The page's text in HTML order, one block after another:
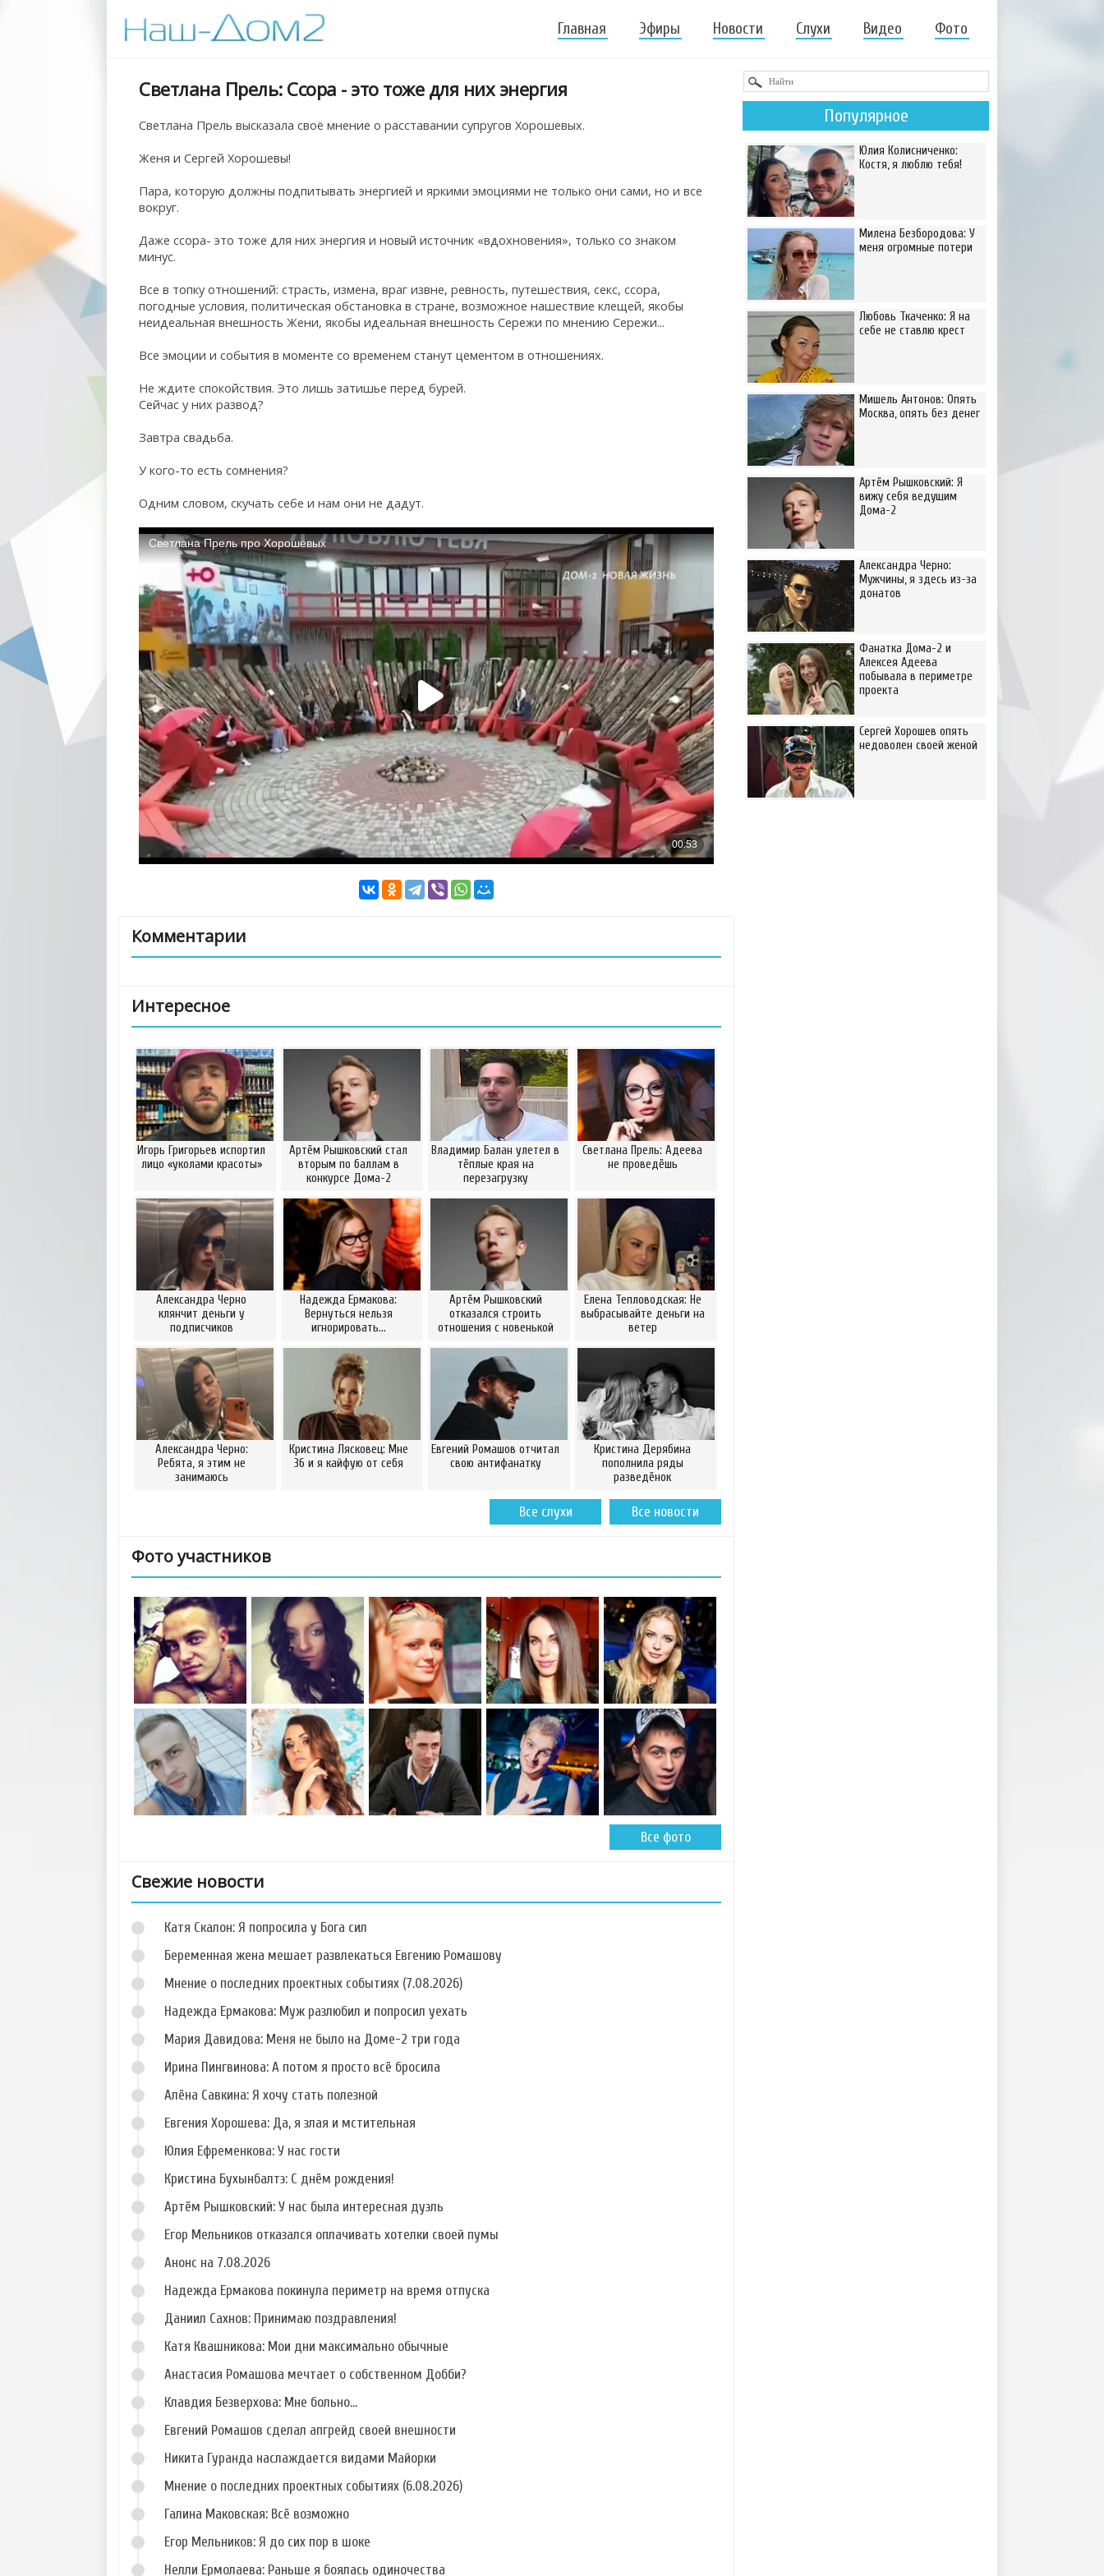
Главная Эфиры Новости Слухи Видео Фото
Светлана Прель: Ссора - это тоже для них энергия
Светлана Прель высказала своё мнение о расставании супругов Хорошевых.
Женя и Сергей Хорошевы!
Пара, которую должны подпитывать энергией и яркими эмоциями не только они сами, но и все
вокруг.
Даже ссора- это тоже для них энергия и новый источник «вдохновения», только со знаком
минус.
Все в топку отношений: страсть, измена, враг извне, ревность, путешествия, секс, ссора,
погодные условия, политическая обстановка в стране, возможное нашествие клещей, якобы
неидеальная внешность Жени, якобы идеальная внешность Сережи по мнению Сережи...
Все эмоции и события в моменте со временем станут цементом в отношениях.
Не ждите спокойствия. Это лишь затишье перед бурей.
Сейчас у них развод?
Завтра свадьба.
У кого-то есть сомнения?
Одним словом, скучать себе и нам они не дадут.
Комментарии
Интересное
Игорь Григорьев испортил
лицо «уколами красоты»
Артём Рышковский стал
вторым по баллам в
конкурсе Дома-2
Владимир Балан улетел в
тёплые края на
перезагрузку
Светлана Прель: Адеева
не проведёшь
Александра Черно
клянчит деньги у
подписчиков
Надежда Ермакова:
Вернуться нельзя
игнорировать…
Артём Рышковский
отказался строить
отношения с новенькой
Елена Тепловодская: Не
выбрасывайте деньги на
ветер
Александра Черно:
Ребята, я этим не
занимаюсь
Кристина Лясковец: Мне
36 и я кайфую от себя
Евгений Ромашов отчитал
свою антифанатку
Кристина Дерябина
пополнила ряды
разведёнок
Все новости
Все слухи
Фото участников
Фото Данила
Романова
Фото Кристины
Дерябиной
Фото Алины
Алексеевой
Фото Сергея
Худякова
Фото Алены
Павловой
Фото Сергея
Все фото
Свежие новости
Катя Скалон: Я попросила у Бога сил
Беременная жена мешает развлекаться Евгению Ромашову
Мнение о последних проектных событиях (7.08.2026)
Надежда Ермакова: Муж разлюбил и попросил уехать
Мария Давидова: Меня не было на Доме-2 три года
Ирина Пингвинова: А потом я просто всё бросила
Алёна Савкина: Я хочу стать полезной
Евгения Хорошева: Да, я злая и мстительная
Юлия Ефременкова: У нас гости
Кристина Бухынбалтэ: С днём рождения!
Артём Рышковский: У нас была интересная дуэль
Егор Мельников отказался оплачивать хотелки своей пумы
Анонс на 7.08.2026
Надежда Ермакова покинула периметр на время отпуска
Даниил Сахнов: Принимаю поздравления!
Катя Квашникова: Мои дни максимально обычные
Анастасия Ромашова мечтает о собственном Добби?
Клавдия Безверхова: Мне больно...
Евгений Ромашов сделал апгрейд своей внешности
Никита Гуранда наслаждается видами Майорки
Мнение о последних проектных событиях (6.08.2026)
Галина Маковская: Всё возможно
Егор Мельников: Я до сих пор в шоке
Нелли Ермолаева: Раньше я боялась одиночества
Популярное
Юлия Колисниченко:
Костя, я люблю тебя!
Милена Безбородова: У
меня огромные потери
Любовь Ткаченко: Я на
себе не ставлю крест
Мишель Антонов: Опять
Москва, опять без денег
Артём Рышковский: Я
вижу себя ведущим
Дома-2
Александра Черно:
Мужчины, я здесь из-за
донатов
Фанатка Дома-2 и
Алексея Адеева
побывала в периметре
проекта
Сергей Хорошев опять
недоволен своей женой